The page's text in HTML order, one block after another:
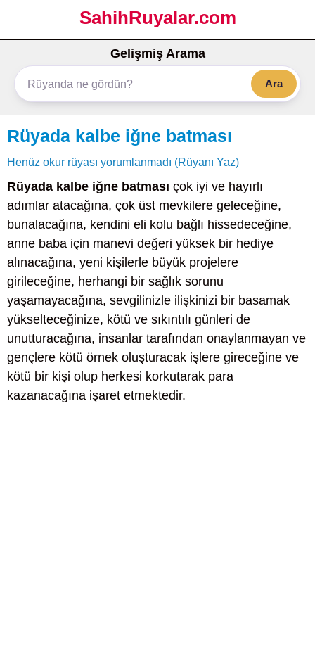
SahihRuyalar.com
Gelişmiş Arama
Ara
Rüyada kalbe iğne batması
Henüz okur rüyası yorumlanmadı (Rüyanı Yaz)
Rüyada kalbe iğne batması çok iyi ve hayırlı
adımlar atacağına, çok üst mevkilere geleceğine,
bunalacağına, kendini eli kolu bağlı hissedeceğine,
anne baba için manevi değeri yüksek bir hediye
alınacağına, yeni kişilerle büyük projelere
girileceğine, herhangi bir sağlık sorunu
yaşamayacağına, sevgilinizle ilişkinizi bir basamak
yükselteceğinize, kötü ve sıkıntılı günleri de
unutturacağına, insanlar tarafından onaylanmayan ve
gençlere kötü örnek oluşturacak işlere gireceğine ve
kötü bir kişi olup herkesi korkutarak para
kazanacağına işaret etmektedir.